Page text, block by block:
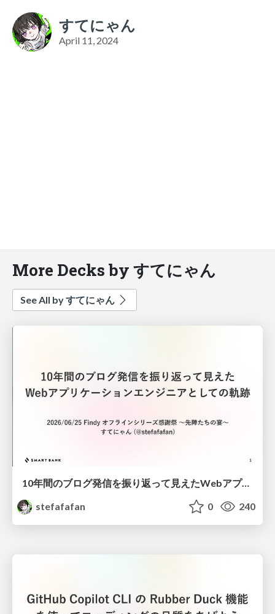
すてにゃん
April 11, 2024
More Decks by すてにゃん
See All by すてにゃん
10年間のブログ発信を振り返って見えたWebアプリケーションエンジニアとしての軌跡
stefafafan
0 240